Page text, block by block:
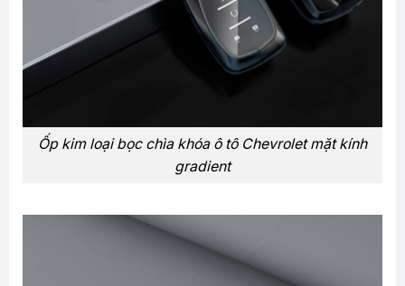
Ốp kim loại bọc chìa khóa ô tô Chevrolet mặt kính
gradient